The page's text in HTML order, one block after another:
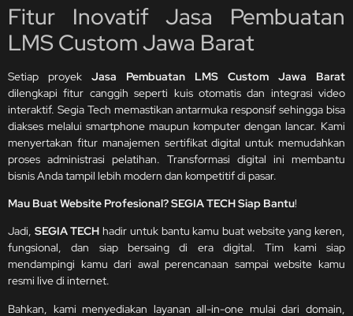
Fitur Inovatif Jasa Pembuatan
LMS Custom Jawa Barat
Setiap proyek Jasa Pembuatan LMS Custom Jawa Barat
dilengkapi fitur canggih seperti kuis otomatis dan integrasi video
interaktif. Segia Tech memastikan antarmuka responsif sehingga bisa
diakses melalui smartphone maupun komputer dengan lancar. Kami
menyertakan fitur manajemen sertifikat digital untuk memudahkan
proses administrasi pelatihan. Transformasi digital ini membantu
bisnis Anda tampil lebih modern dan kompetitif di pasar.
Mau Buat Website Profesional? SEGIA TECH Siap Bantu!
Jadi, SEGIA TECH hadir untuk bantu kamu buat website yang keren,
fungsional, dan siap bersaing di era digital. Tim kami siap
mendampingi kamu dari awal perencanaan sampai website kamu
resmi live di internet.
Bahkan, kami menyediakan layanan all-in-one mulai dari domain,